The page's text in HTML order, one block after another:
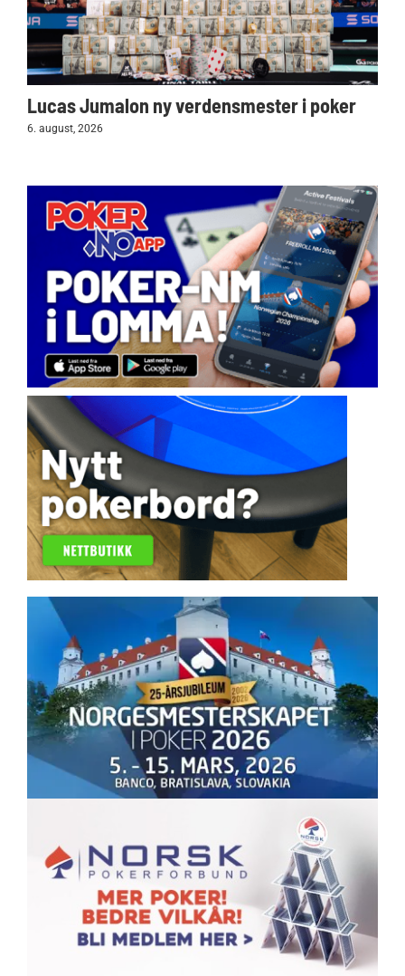
Lucas Jumalon ny verdensmester i poker
6. august, 2026